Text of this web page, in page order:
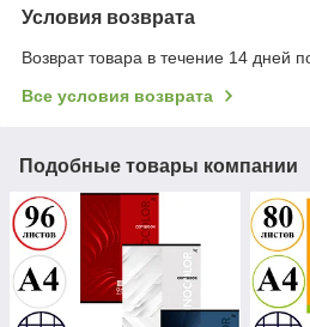
Условия возврата
Возврат товара в течение 14 дней
Все условия возврата
Подобные товары компании